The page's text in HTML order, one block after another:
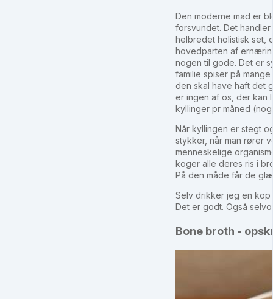
Den moderne mad er
forsvundet. Det
helbredet holistisk set,
hovedparten af
nogen til gode. Det er
familie spiser på
den skal have haft det
er ingen af os, der kan
kyllinger pr måned
Når kyllingen er stegt
stykker, når man rører
menneskelige
koger alle deres ris i
På den måde får de
Selv drikker jeg en
Det er godt. Også
Bone broth -